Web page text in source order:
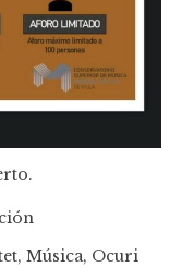
, Música, Ocuri